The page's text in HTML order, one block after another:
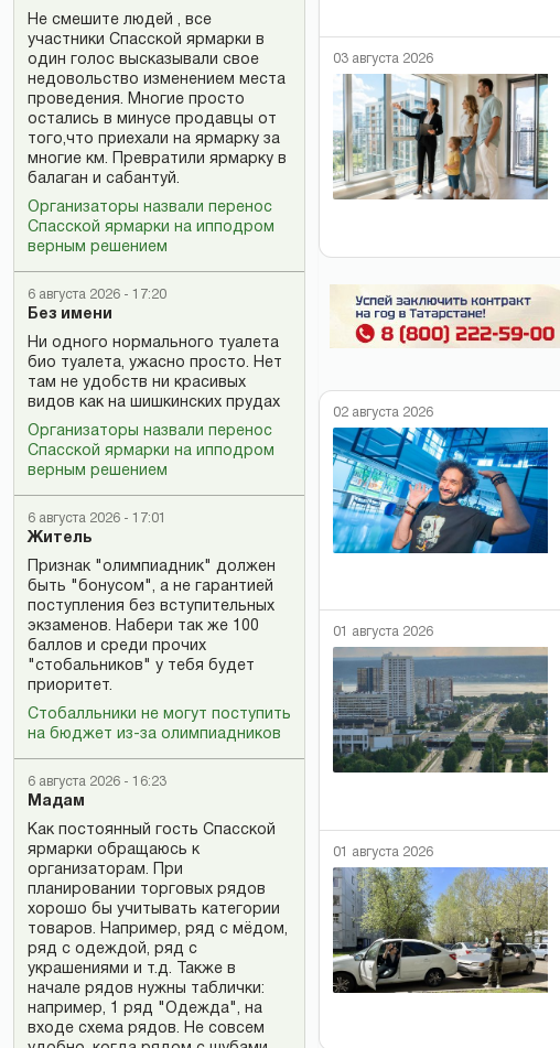
Не смешите людей , все
участники Спасской ярмарки в
один голос высказывали свое
недовольство изменением места
проведения. Многие просто
остались в минусе продавцы от
того,что приехали на ярмарку за
многие км. Превратили ярмарку в
балаган и сабантуй.
Организаторы назвали перенос
Спасской ярмарки на ипподром
верным решением
6 августа 2026 - 17:20
Без имени
Ни одного нормального туалета
био туалета, ужасно просто. Нет
там не удобств ни красивых
видов как на шишкинских прудах
Организаторы назвали перенос
Спасской ярмарки на ипподром
верным решением
6 августа 2026 - 17:01
Житель
Признак "олимпиадник" должен
быть "бонусом", а не гарантией
поступления без вступительных
экзаменов. Набери так же 100
баллов и среди прочих
"стобальников" у тебя будет
приоритет.
Стобалльники не могут поступить
на бюджет из-за олимпиадников
6 августа 2026 - 16:23
Мадам
Как постоянный гость Спасской
ярмарки обращаюсь к
организаторам. При
планировании торговых рядов
хорошо бы учитывать категории
товаров. Например, ряд с мёдом,
ряд с одеждой, ряд с
украшениями и т.д. Также в
начале рядов нужны таблички:
например, 1 ряд "Одежда", на
входе схема рядов. Не совсем
03 августа 2026
02 августа 2026
01 августа 2026
01 августа 2026